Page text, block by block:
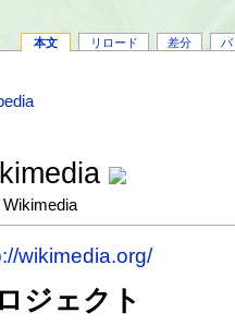
本文 リロード 差分 バ
Wikimedia
wikimedia.org/
ジェクト